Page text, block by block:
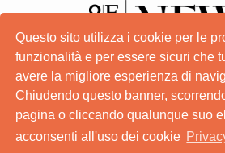
Questo sito utilizza i cookie per le
funzionalità e per essere sicuri che
avere la migliore esperienza di
Chiudendo questo banner,
pagina o cliccando qualunque suo
acconsenti all'uso dei cookie